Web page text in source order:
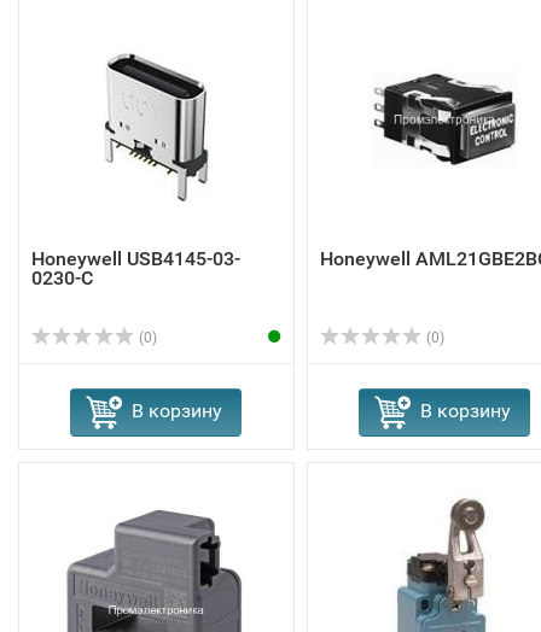
Honeywell USB4145-03-
0230-C
(0)
В корзину
Honeywell
(0)
В корзину